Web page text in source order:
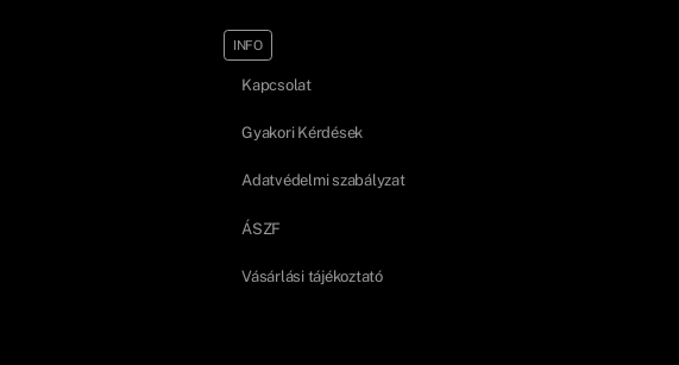
INFO
Kapcsolat
Gyakori Kérdések
Adatvédelmi szabályzat
ÁSZF
Vásárlási tájékoztató